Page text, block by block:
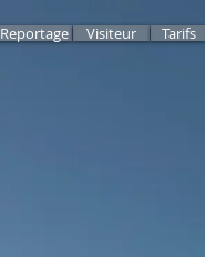
Reportage Visiteur Tarifs